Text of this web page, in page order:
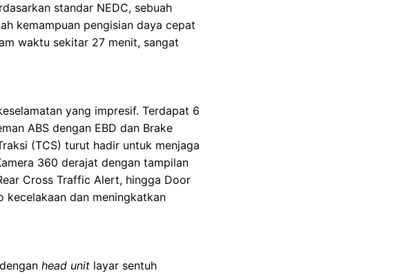
standar NEDC, sebuah
kemampuan pengisian daya cepat
waktu sekitar 27 menit, sangat
yang impresif. Terdapat 6
ABS dengan EBD dan Brake
(TCS) turut hadir untuk menjaga
360 derajat dengan tampilan
Cross Traffic Alert, hingga Door
kecelakaan dan meningkatkan
head unit layar sentuh